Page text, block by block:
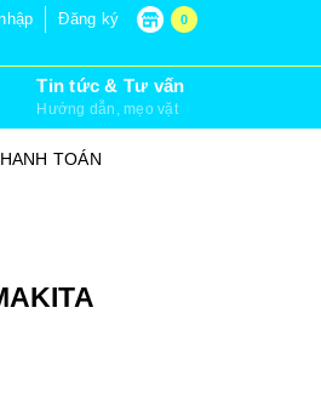
0
Đăng ký
Tin tức & Tư vấn
Hướng dẫn, mẹo vặt